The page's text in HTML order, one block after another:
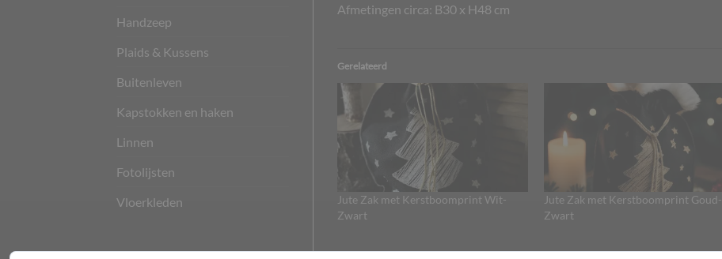
Handzeep
Plaids & Kussens
Buitenleven
Kapstokken en haken
Linnen
Fotolijsten
Vloerkleden
Afmetingen circa: B30 x H48 cm
Gerelateerd
Jute Zak met Kerstboomprint Wit-
Zwart
Jute Zak met Kerstboomprint Goud-
Zwart